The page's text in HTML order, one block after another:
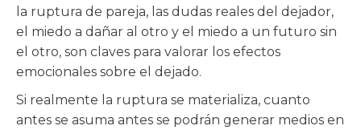
la ruptura de pareja, las dudas reales del dejador,
el miedo a dañar al otro y el miedo a un futuro sin
el otro, son claves para valorar los efectos
emocionales sobre el dejado.
Si realmente la ruptura se materializa, cuanto
antes se asuma antes se podrán generar medios en